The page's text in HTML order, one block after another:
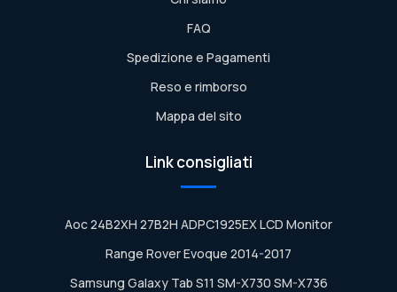
FAQ
Spedizione e Pagamenti
Reso e rimborso
Mappa del sito
Link consigliati
Aoc 24B2XH 27B2H ADPC1925EX LCD Monitor
Range Rover Evoque 2014-2017
Samsung Galaxy Tab S11 SM-X730 SM-X736